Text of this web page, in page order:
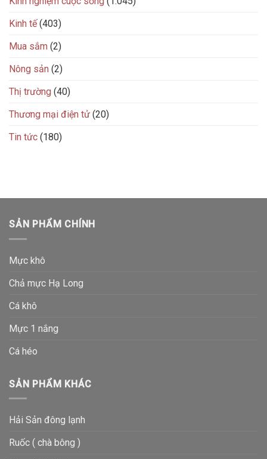
Kinh tế(403)
Mua sắm (2)
Nông sản (2)
Thị trường (40)
Thương mại điện tử (20)
Tin tức (180)
SẢN PHẨM CHÍNH
Mực khô
Chả mực Hạ Long
Cá khô
Mực 1 nắng
Cá héo
SẢN PHẨM KHÁC
Hải Sản đông lạnh
Ruốc ( chà bông )